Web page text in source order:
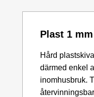
Plast 1 mm
Hård
därmed enkel
inomhusbruk.